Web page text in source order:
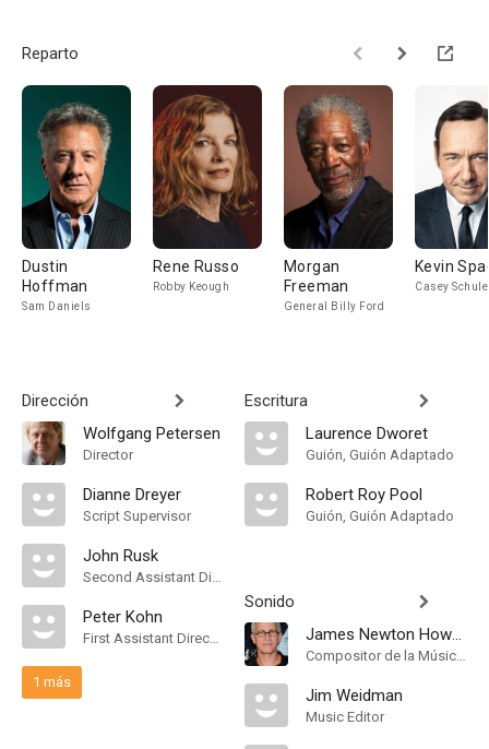
Reparto
Dustin
Hoffman
Sam Daniels
Rene Russo
Robby Keough
Morgan
Freeman
General Billy Ford
Kevin
Casey
Dirección
Wolfgang Petersen
Director
Dianne Dreyer
Script Supervisor
John Rusk
Second Assistant Director
Peter Kohn
First Assistant Director
1 más
Escritura
Laurence Dworet
Guión, Guión Adaptado
Robert Roy Pool
Guión, Guión Adaptado
Sonido
James Newton Howard
Compositor de la Música Original
Jim Weidman
Music Editor